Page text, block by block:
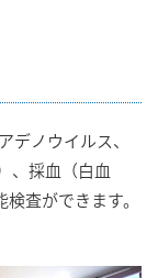
デノウイルス、
、採血（白血
査ができます。